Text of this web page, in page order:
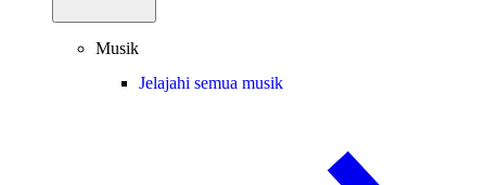
Musik
Jelajahi semua musik